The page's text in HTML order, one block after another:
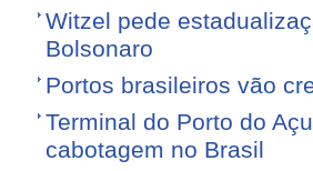
Witzel pede
Bolsonaro
Portos brasileiros vão
Terminal do Porto do
cabotagem no Brasil